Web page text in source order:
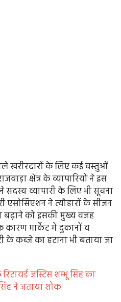
खरीरदारों के लिए कई वस्तुओं
क्षेत्र के व्यापारियों ने इस
सदस्य व्यापारी के लिए भी सूचना
एसोसिएशन ने त्यौहारों के सीजन
बढ़ाने को इसकी मुख्य वजह
कारण मार्केट में दुकानों व
के कब्जे का हटाना भी बताया जा
जस्टिस शम्भू सिंह का
ने जताया शोक